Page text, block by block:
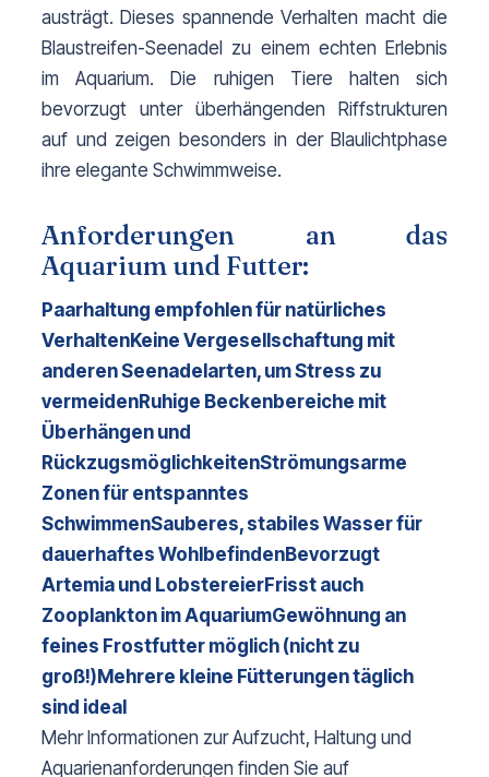
austrägt. Dieses spannende Verhalten macht die
Blaustreifen-Seenadel zu einem echten Erlebnis
im Aquarium. Die ruhigen Tiere halten sich
bevorzugt unter überhängenden Riffstrukturen
auf und zeigen besonders in der Blaulichtphase
ihre elegante Schwimmweise.
Anforderungen an das
Aquarium und Futter:
Paarhaltung empfohlen für natürliches
VerhaltenKeine Vergesellschaftung mit
anderen Seenadelarten, um Stress zu
vermeidenRuhige Beckenbereiche mit
Überhängen und
RückzugsmöglichkeitenStrömungsarme
Zonen für entspanntes
SchwimmenSauberes, stabiles Wasser für
dauerhaftes WohlbefindenBevorzugt
Artemia und LobstereierFrisst auch
Zooplankton im AquariumGewöhnung an
feines Frostfutter möglich (nicht zu
groß!) Mehrere kleine Fütterungen täglich
sind ideal
Mehr Informationen zur Aufzucht, Haltung und
Aquarienanforderungen finden Sie auf